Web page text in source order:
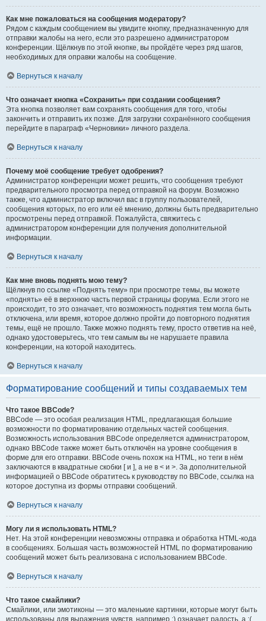
Как мне пожаловаться на сообщения модератору?
Рядом с каждым сообщением вы увидите кнопку, предназначенную для
отправки жалобы на него, если это разрешено администратором
конференции. Щёлкнув по этой кнопке, вы пройдёте через ряд шагов,
необходимых для оправки жалобы на сообщение.
Вернуться к началу
Что означает кнопка «Сохранить» при создании сообщения?
Эта кнопка позволяет вам сохранять сообщения для того, чтобы
закончить и отправить их позже. Для загрузки сохранённого сообщения
перейдите в параграф «Черновики» личного раздела.
Вернуться к началу
Почему моё сообщение требует одобрения?
Администратор конференции может решить, что сообщения требуют
предварительного просмотра перед отправкой на форум. Возможно
также, что администратор включил вас в группу пользователей,
сообщения которых, по его или её мнению, должны быть предварительно
просмотрены перед отправкой. Пожалуйста, свяжитесь с
администратором конференции для получения дополнительной
информации.
Вернуться к началу
Как мне вновь поднять мою тему?
Щёлкнув по ссылке «Поднять тему» при просмотре темы, вы можете
«поднять» её в верхнюю часть первой страницы форума. Если этого не
происходит, то это означает, что возможность поднятия тем могла быть
отключена, или время, которое должно пройти до повторного поднятия
темы, ещё не прошло. Также можно поднять тему, просто ответив на неё,
однако удостоверьтесь, что тем самым вы не нарушаете правила
конференции, на которой находитесь.
Вернуться к началу
Форматирование сообщений и типы создаваемых тем
Что такое BBCode?
BBCode — это особая реализация HTML, предлагающая большие
возможности по форматированию отдельных частей сообщения.
Возможность использования BBCode определяется администратором,
однако BBCode также может быть отключён на уровне сообщения в
форме для его отправки. BBCode очень похож на HTML, но теги в нём
заключаются в квадратные скобки [ и ], а не в < и >. За дополнительной
информацией о BBCode обратитесь к руководству по BBCode, ссылка на
которое доступна из формы отправки сообщений.
Вернуться к началу
Могу ли я использовать HTML?
Нет. На этой конференции невозможны отправка и обработка HTML-кода
в сообщениях. Большая часть возможностей HTML по форматированию
сообщений может быть реализована с использованием BBCode.
Вернуться к началу
Что такое смайлики?
Смайлики, или эмотиконы — это маленькие картинки, которые могут быть
использованы для выражения чувств, например :) означает радость, а :(